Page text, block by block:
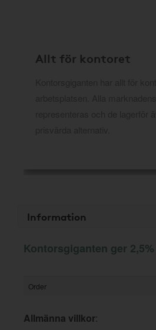
Allt för kontoret
Information
Kontorsgiganten ger
Order
Allmänna villkor: